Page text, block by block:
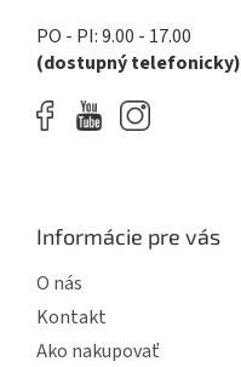
PO - PI: 9.00 - 17.00
(dostupný telefonicky)
Informácie pre vás
O nás
Kontakt
Ako nakupovať